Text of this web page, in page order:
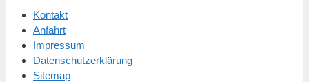
Kontakt
Anfahrt
Impressum
Datenschutzerklärung
Sitemap